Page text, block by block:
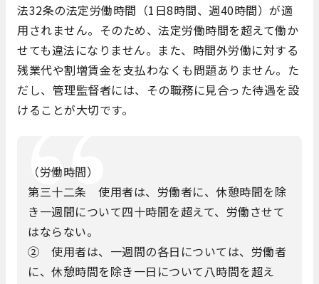
法32条の法定労働時間（1日8時間、週40時間）が適
用されません。そのため、法定労働時間を超えて働か
せても違法になりません。また、時間外労働に対する
残業代や割増賃金を支払わなくも問題ありません。た
だし、管理監督者には、その職務に見合った待遇を設
けることが大切です。
（労働時間）
第三十二条 使用者は、労働者に、休憩時間を除
き一週間について四十時間を超えて、労働させて
はならない。
② 使用者は、一週間の各日については、労働者
に、休憩時間を除き一日について八時間を超え